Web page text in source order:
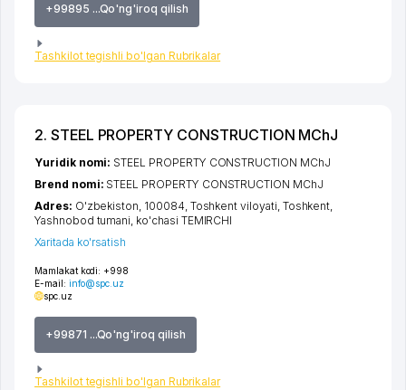
+99895 ...Qo'ng'iroq qilish
Tashkilot tegishli bo'lgan Rubrikalar
2. STEEL PROPERTY CONSTRUCTION MChJ
Mamlakat kodi: +998
E-mail: info@spc.uz
spc.uz
+99871 ...Qo'ng'iroq qilish
Tashkilot tegishli bo'lgan Rubrikalar
Yuridik nomi: STEEL PROPERTY CONSTRUCTION MChJ
Brend nomi: STEEL PROPERTY CONSTRUCTION MChJ
Adres: O'zbekiston, 100084, Toshkent viloyati, Toshkent,
Yashnobod tumani, ko'chasi TEMIRCHI
Xaritada ko'rsatish